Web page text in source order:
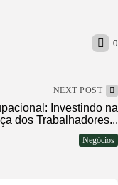
0
NEXT POST
Investindo na
dos Trabalhadores...
Negócios